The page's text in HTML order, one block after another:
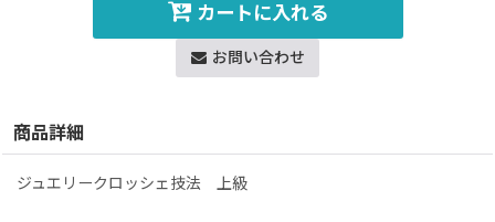
カートに入れる
お問い合わせ
商品詳細
ジュエリークロッシェ技法 上級